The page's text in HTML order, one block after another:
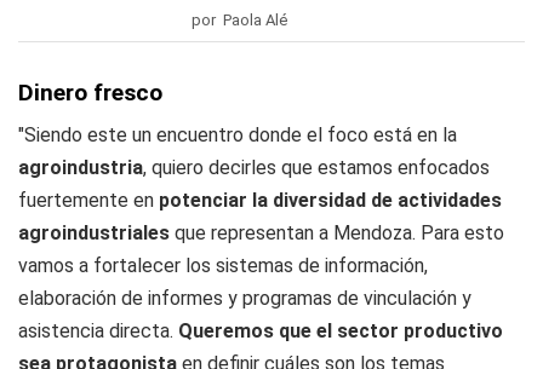
por Paola Alé
Dinero fresco
"Siendo este un encuentro donde el foco está en la
agroindustria, quiero decirles que estamos enfocados
fuertemente en potenciar la diversidad de actividades
agroindustriales que representan a Mendoza. Para esto
vamos a fortalecer los sistemas de información,
elaboración de informes y programas de vinculación y
asistencia directa. Queremos que el sector productivo
sea protagonista en definir cuáles son los temas